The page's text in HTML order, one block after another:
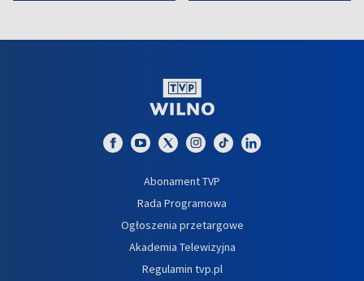
Abonament TVP
Rada Programowa
Ogłoszenia przetargowe
Akademia Telewizyjna
Regulamin tvp.pl